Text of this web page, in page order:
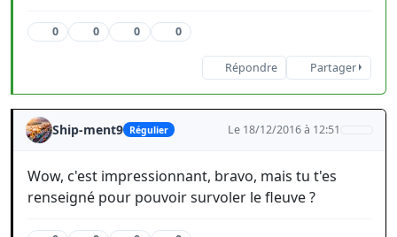
0 0 0 0
Répondre Partager
Ship-ment9 Régulier Le 18/12/2016 à 12:51
Wow, c'est impressionnant, bravo, mais tu t'es
renseigné pour pouvoir survoler le fleuve ?